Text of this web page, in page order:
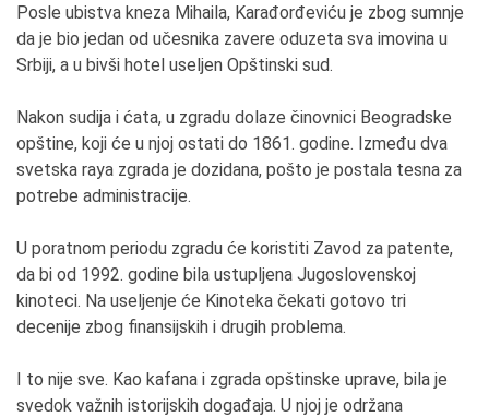
Posle ubistva kneza Mihaila, Karađorđeviću je zbog sumnje
da je bio jedan od učesnika zavere oduzeta sva imovina u
Srbiji, a u bivši hotel useljen Opštinski sud.
Nakon sudija i ćata, u zgradu dolaze činovnici Beogradske
opštine, koji će u njoj ostati do 1861. godine. Između dva
svetska raya zgrada je dozidana, pošto je postala tesna za
potrebe administracije.
U poratnom periodu zgradu će koristiti Zavod za patente,
da bi od 1992. godine bila ustupljena Jugoslovenskoj
kinoteci. Na useljenje će Kinoteka čekati gotovo tri
decenije zbog finansijskih i drugih problema.
I to nije sve. Kao kafana i zgrada opštinske uprave, bila je
svedok važnih istorijskih događaja. U njoj je održana